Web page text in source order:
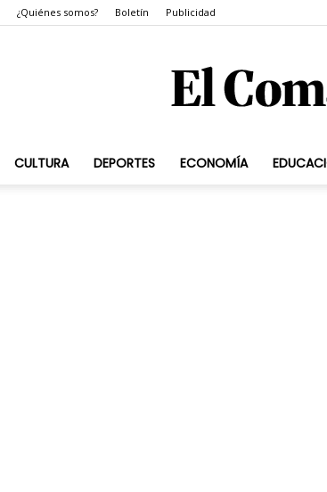
¿Quiénes somos? Boletín Publicidad
El
CULTURA DEPORTES ECONOMÍA